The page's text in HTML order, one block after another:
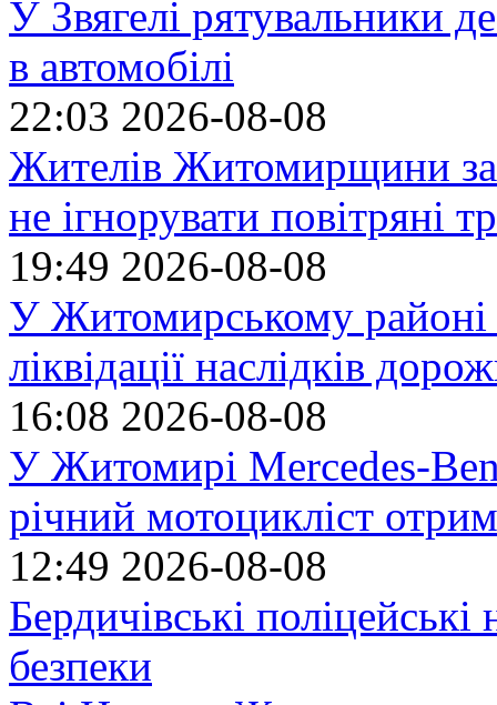
У Звягелі рятувальники
в автомобілі
22:03 2026-08-08
Жителів Житомирщини
не ігнорувати повітряні
19:49 2026-08-08
У Житомирському районі
ліквідації наслідків
16:08 2026-08-08
У Житомирі Mercedes-
річний мотоцикліст
12:49 2026-08-08
Бердичівські
безпеки